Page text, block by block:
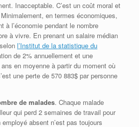
Inacceptable. C’est un coût moral et
en termes économiques,
à l’économie pendant le nombre
à vivre. En prenant un salaire médian
l’Institut de la statistique du
de 2% annuellement et une
en moyenne à partir du moment où
une perte de 570 883$ par personne
de malades. Chaque malade
qui perd 2 semaines de travail pour
absent n’est pas toujours